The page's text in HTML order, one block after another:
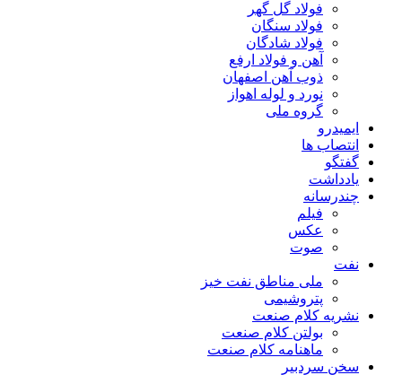
فولاد گل گهر
فولاد سنگان
فولاد شادگان
آهن و فولاد ارفع
ذوب آهن اصفهان
نورد و لوله اهواز
گروه ملی
ایمیدرو
انتصاب ها
گفتگو
یادداشت
چندرسانه
فیلم
عکس
صوت
نفت
ملی مناطق نفت خیز
پتروشیمی
نشریه کلام صنعت
بولتن کلام صنعت
ماهنامه کلام صنعت
سخن سردبیر